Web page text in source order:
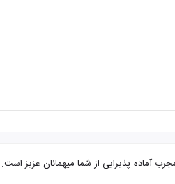
ستاره همراه با سرو صبحانه بوفه و پرسنلی مجرب آماده